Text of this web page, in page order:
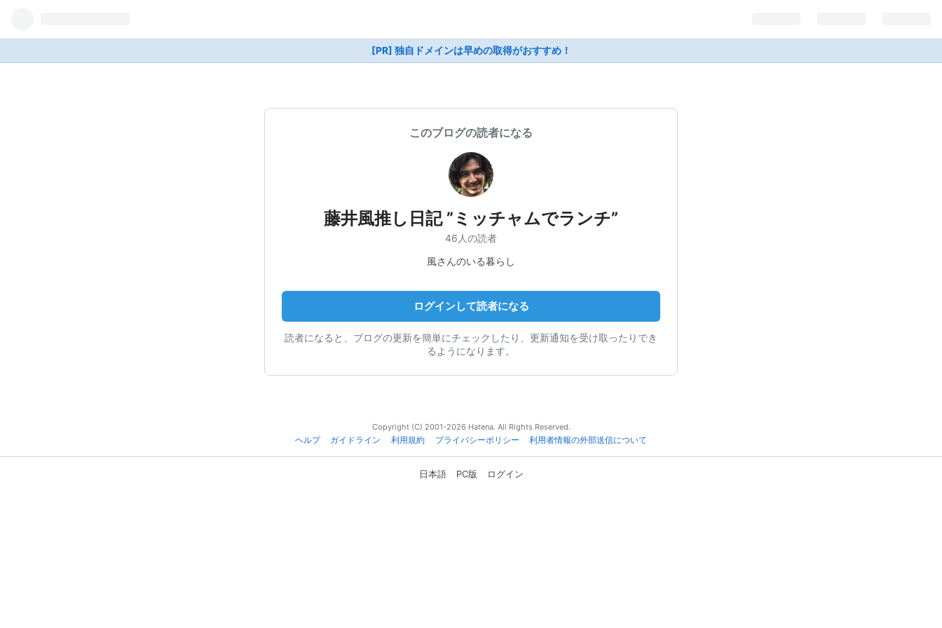
[PR] 独自ドメインは早めの取得がおすすめ！
このブログの読者になる
藤井風推し日記 ”ミッチャムでランチ”
46人の読者
風さんのいる暮らし
ログインして読者になる
読者になると、ブログの更新を簡単にチェックしたり、更新通知を受け取ったりでき
るようになります。
Copyright (C) 2001-2026 Hatena. All Rights Reserved.
ヘルプ
ガイドライン 利用規約 プライバシーポリシー 利用者情報の外部送信について
日本語 PC版 ログイン